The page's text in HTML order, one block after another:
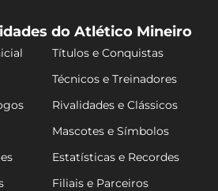
do Atlético Mineiro
Títulos e Conquistas
Técnicos e Treinadores
Rivalidades e Clássicos
Mascotes e Símbolos
Estatísticas e Recordes
Filiais e Parceiros